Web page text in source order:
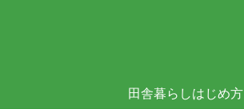
田舎暮らしはじめ方